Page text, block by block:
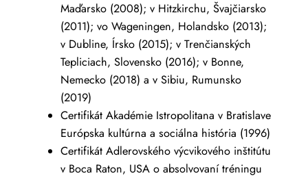
Maďarsko (2008); v Hitzkirchu, Švajčiarsko
(2011); vo Wageningen, Holandsko (2013);
v Dubline, Írsko (2015); v Trenčianských
Tepliciach, Slovensko (2016); v Bonne,
Nemecko (2018) a v Sibiu, Rumunsko
(2019)
Certifikát Akadémie Istropolitana v Bratislave
Európska kultúrna a sociálna história (1996)
Certifikát Adlerovského výcvikového inštitútu
v Boca Raton, USA o absolvovaní tréningu